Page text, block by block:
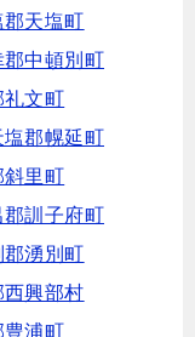
郡天塩町
郡中頓別町
礼文町
塩郡幌延町
斜里町
郡訓子府町
郡湧別町
西興部村
豊浦町